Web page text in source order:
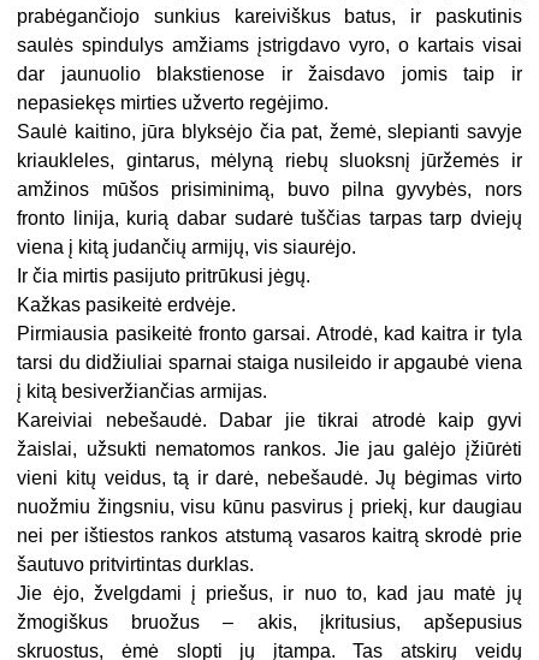
prabėgančiojo sunkius kareiviškus batus, ir paskutinis
saulės spindulys amžiams įstrigdavo vyro, o kartais visai
dar jaunuolio blakstienose ir žaisdavo jomis taip ir
nepasiekęs mirties užverto regėjimo.
Saulė kaitino, jūra blyksėjo čia pat, žemė, slepianti savyje
kriaukleles, gintarus, mėlyną riebų sluoksnį jūržemės ir
amžinos mūšos prisiminimą, buvo pilna gyvybės, nors
fronto linija, kurią dabar sudarė tuščias tarpas tarp dviejų
viena į kitą judančių armijų, vis siaurėjo.
Ir čia mirtis pasijuto pritrūkusi jėgų.
Kažkas pasikeitė erdvėje.
Pirmiausia pasikeitė fronto garsai. Atrodė, kad kaitra ir tyla
tarsi du didžiuliai sparnai staiga nusileido ir apgaubė viena
į kitą besiveržiančias armijas.
Kareiviai nebešaudė. Dabar jie tikrai atrodė kaip gyvi
žaislai, užsukti nematomos rankos. Jie jau galėjo įžiūrėti
vieni kitų veidus, tą ir darė, nebešaudė. Jų bėgimas virto
nuožmiu žingsniu, visu kūnu pasvirus į priekį, kur daugiau
nei per ištiestos rankos atstumą vasaros kaitrą skrodė prie
šautuvo pritvirtintas durklas.
Jie ėjo, žvelgdami į priešus, ir nuo to, kad jau matė jų
žmogiškus bruožus – akis, įkritusius, apšepusius
skruostus, ėmė slopti jų įtampa. Tas atskirų veidų